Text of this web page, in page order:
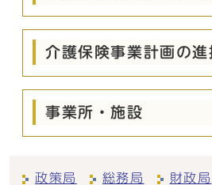
介護保険事業計画の進
事業所・施設
政策局 総務局 財政局